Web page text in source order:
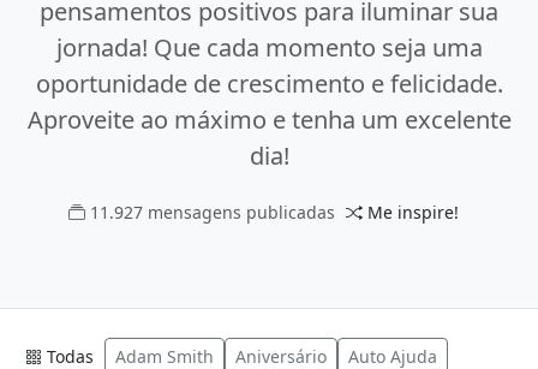
pensamentos positivos para iluminar sua
jornada! Que cada momento seja uma
oportunidade de crescimento e felicidade.
Aproveite ao máximo e tenha um excelente
dia!
11.927 mensagens publicadas Me inspire!
Todas Adam Smith Aniversário
Auto Ajuda